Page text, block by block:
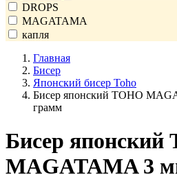
DROPS
MAGATAMA
капля
Главная
Бисер
Японский бисер Toho
Бисер японский TOHO
грамм
Бисер японский
MAGATAMA 3